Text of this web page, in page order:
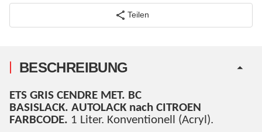
Teilen
BESCHREIBUNG
ETS GRIS CENDRE MET. BC
BASISLACK. AUTOLACK nach CITROEN
FARBCODE. 1 Liter. Konventionell (Acryl).